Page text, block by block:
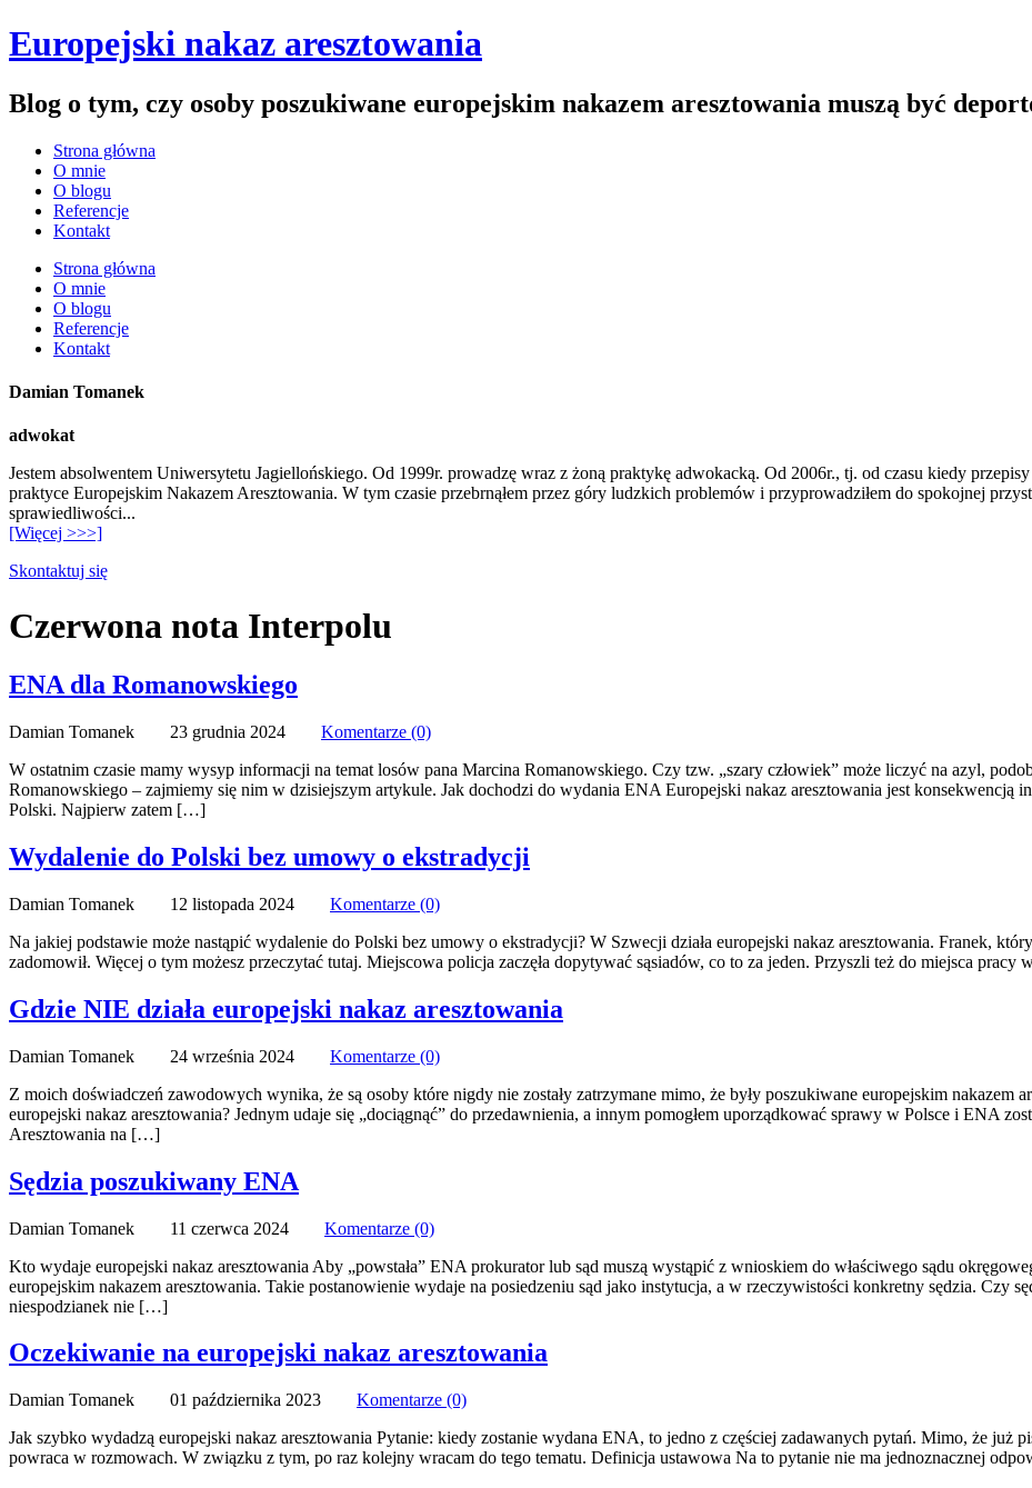
Europejski nakaz aresztowania
Blog o tym, czy osoby poszukiwane europejskim nakazem aresztowania muszą być
Strona główna
O mnie
O blogu
Referencje
Kontakt
Strona główna
O mnie
O blogu
Referencje
Kontakt
Damian Tomanek
adwokat
Jestem absolwentem Uniwersytetu Jagiellońskiego. Od 1999r. prowadzę wraz z żoną praktykę adwokacką. Od 2006r., tj. od czasu kiedy
praktyce Europejskim Nakazem Aresztowania. W tym czasie przebrnąłem przez góry ludzkich problemów i przyprowadziłem do spokojnej
sprawiedliwości...
[Więcej >>>]
Skontaktuj się
Czerwona nota Interpolu
ENA dla Romanowskiego
Damian Tomanek 23 grudnia 2024 Komentarze (0)
W ostatnim czasie mamy wysyp informacji na temat losów pana Marcina Romanowskiego. Czy tzw. „szary człowiek” może liczyć na azyl,
Romanowskiego – zajmiemy się nim w dzisiejszym artykule. Jak dochodzi do wydania ENA Europejski nakaz aresztowania jest konsekwencją
Polski. Najpierw zatem […]
Wydalenie do Polski bez umowy o ekstradycji
Damian Tomanek 12 listopada 2024 Komentarze (0)
Na jakiej podstawie może nastąpić wydalenie do Polski bez umowy o ekstradycji? W Szwecji działa europejski nakaz aresztowania. Franek,
zadomowił. Więcej o tym możesz przeczytać tutaj. Miejscowa policja zaczęła dopytywać sąsiadów, co to za jeden. Przyszli też do miejsca
Gdzie NIE działa europejski nakaz aresztowania
Damian Tomanek 24 września 2024 Komentarze (0)
Z moich doświadczeń zawodowych wynika, że są osoby które nigdy nie zostały zatrzymane mimo, że były poszukiwane europejskim nakazem
europejski nakaz aresztowania? Jednym udaje się „dociągnąć” do przedawnienia, a innym pomogłem uporządkować sprawy w Polsce i ENA
Aresztowania na […]
Sędzia poszukiwany ENA
Damian Tomanek 11 czerwca 2024 Komentarze (0)
Kto wydaje europejski nakaz aresztowania Aby „powstała” ENA prokurator lub sąd muszą wystąpić z wnioskiem do właściwego sądu
europejskim nakazem aresztowania. Takie postanowienie wydaje na posiedzeniu sąd jako instytucja, a w rzeczywistości konkretny sędzia. Czy
niespodzianek nie […]
Oczekiwanie na europejski nakaz aresztowania
Damian Tomanek 01 października 2023 Komentarze (0)
Jak szybko wydadzą europejski nakaz aresztowania Pytanie: kiedy zostanie wydana ENA, to jedno z częściej zadawanych pytań. Mimo, że już
powraca w rozmowach. W związku z tym, po raz kolejny wracam do tego tematu. Definicja ustawowa Na to pytanie nie ma jednoznacznej